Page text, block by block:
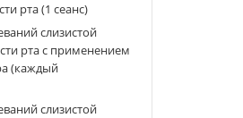
рта (1 сеанс)
слизистой
рта с применением
(каждый
слизистой